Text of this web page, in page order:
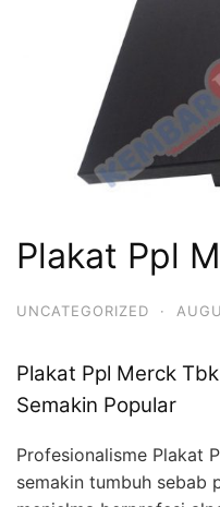
Plakat Ppl
UNCATEGORIZED ·
Plakat Ppl Merck
Semakin Popular
Profesionalisme Plakat
semakin tumbuh sebab